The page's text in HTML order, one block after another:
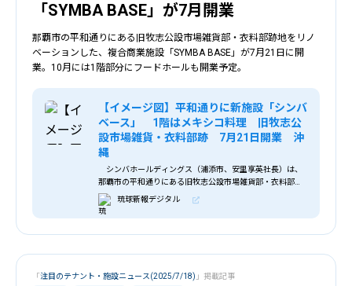
「SYMBA BASE」が7月開業
那覇市の平和通りにある旧牧志公設市場雑貨部・衣料部跡地をリノ
ベーションした、複合商業施設「SYMBA BASE」が7月21日に開
業。10月には1階部分にフードホールも開業予定。
【イメージ図】平和通りに新施設「シンバ
ベース」 1階はメキシコ料理 旧牧志公
設市場雑貨・衣料部跡 7月21日開業 沖
縄
シンバホールディングス（浦添市、安里享英社長）は、
那覇市の平和通りにある旧牧志公設市場雑貨部・衣料部跡
地をリノベーションした、複合商業施設「SYMBA
BASE」を7月21日に開業する。6月19日に記者会見が開か
れた。 […]
琉球新報デジタル
「注目のテナント・施設ニュース(2025/7/18) 」掲載記事